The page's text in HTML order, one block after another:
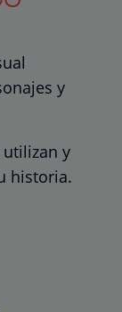
y
y
historia.